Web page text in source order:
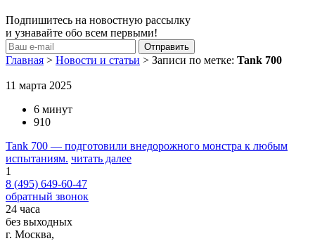
Подпишитесь на новостную рассылку
и узнавайте обо всем первыми!
Главная > Новости и статьи > Записи по метке: Tank 700
11 марта 2025
6 минут
910
Tank 700 — подготовили внедорожного монстра к любым
испытаниям. читать далее
1
8 (495) 649-60-47
обратный звонок
24 часа
без выходных
г. Москва,